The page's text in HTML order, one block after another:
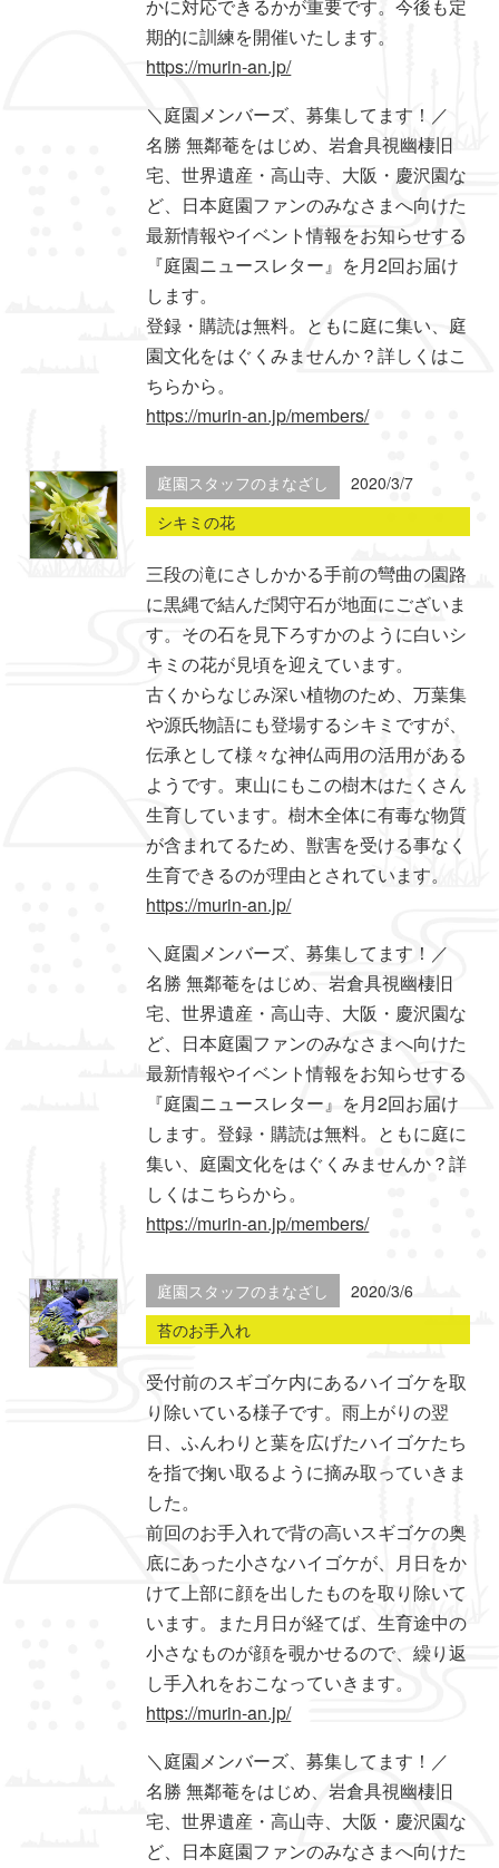
かに対応できるかが重要です。今後も定
期的に訓練を開催いたします。
https://murin-an.jp/
＼庭園メンバーズ、募集してます！／
名勝 無鄰菴をはじめ、岩倉具視幽棲旧
宅、世界遺産・高山寺、大阪・慶沢園な
ど、日本庭園ファンのみなさまへ向けた
最新情報やイベント情報をお知らせする
『庭園ニュースレター』を月2回お届け
します。
登録・購読は無料。ともに庭に集い、庭
園文化をはぐくみませんか？詳しくはこ
ちらから。
https://murin-an.jp/members/
庭園スタッフのまなざし
2020/3/7
シキミの花
三段の滝にさしかかる手前の彎曲の園路
に黒縄で結んだ関守石が地面にございま
す。その石を見下ろすかのように白いシ
キミの花が見頃を迎えています。
古くからなじみ深い植物のため、万葉集
や源氏物語にも登場するシキミですが、
伝承として様々な神仏両用の活用がある
ようです。東山にもこの樹木はたくさん
生育しています。樹木全体に有毒な物質
が含まれてるため、獣害を受ける事なく
生育できるのが理由とされています。
https://murin-an.jp/
＼庭園メンバーズ、募集してます！／
名勝 無鄰菴をはじめ、岩倉具視幽棲旧
宅、世界遺産・高山寺、大阪・慶沢園な
ど、日本庭園ファンのみなさまへ向けた
最新情報やイベント情報をお知らせする
『庭園ニュースレター』を月2回お届け
します。登録・購読は無料。ともに庭に
集い、庭園文化をはぐくみませんか？詳
しくはこちらから。
https://murin-an.jp/members/
庭園スタッフのまなざし
2020/3/6
苔のお手入れ
受付前のスギゴケ内にあるハイゴケを取
り除いている様子です。雨上がりの翌
日、ふんわりと葉を広げたハイゴケたち
を指で掬い取るように摘み取っていきま
した。
前回のお手入れで背の高いスギゴケの奥
底にあった小さなハイゴケが、月日をか
けて上部に顔を出したものを取り除いて
います。また月日が経てば、生育途中の
小さなものが顔を覗かせるので、繰り返
し手入れをおこなっていきます。
https://murin-an.jp/
＼庭園メンバーズ、募集してます！／
名勝 無鄰菴をはじめ、岩倉具視幽棲旧
宅、世界遺産・高山寺、大阪・慶沢園な
ど、日本庭園ファンのみなさまへ向けた